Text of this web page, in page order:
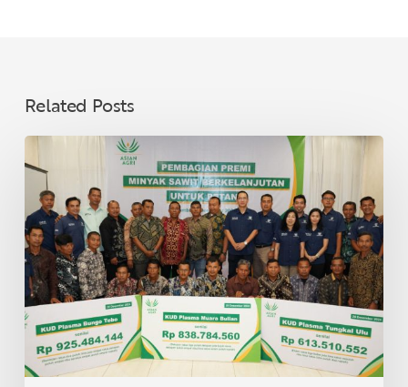
Related Posts
Asian
Agri
Bagikan
Premi
Minyak
Sawit
Lestari
untuk
40
KUD
di